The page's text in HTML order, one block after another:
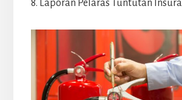
8. Laporan Pelaras Tuntutan